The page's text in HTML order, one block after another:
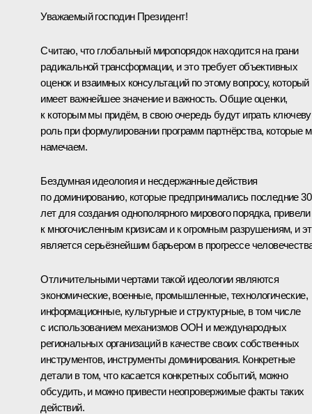
Уважаемый господин Президент!
Считаю, что глобальный миропорядок находится на грани
радикальной трансформации, и это требует объективных
оценок и взаимных консультаций по этому вопросу, который
имеет важнейшее значение и важность. Общие оценки,
к которым мы придём, в свою очередь будут играть
роль при формулировании программ партнёрства, которые
намечаем.
Бездумная идеология и несдержанные действия
по доминированию, которые предпринимались последние 30
лет для создания однополярного мирового порядка, привели
к многочисленным кризисам и к огромным разрушениям, и
является серьёзнейшим барьером в прогрессе
Отличительными чертами такой идеологии являются
экономические, военные, промышленные, технологические,
информационные, культурные и структурные, в том числе
с использованием механизмов ООН и международных
региональных организаций в качестве своих собственных
инструментов, инструменты доминирования. Конкретные
детали в том, что касается конкретных событий, можно
обсудить, и можно привести неопровержимые факты таких
действий.